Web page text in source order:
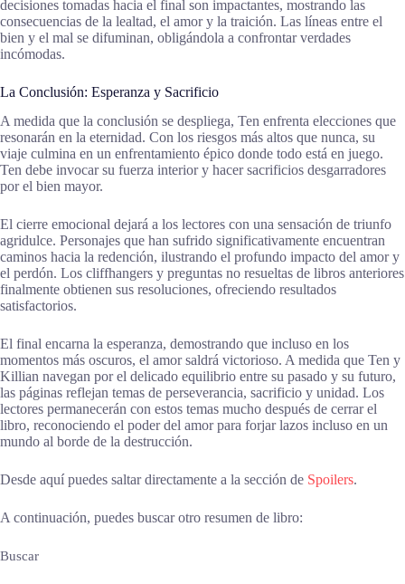
decisiones tomadas hacia el final son impactantes, mostrando las
consecuencias de la lealtad, el amor y la traición. Las líneas entre el
bien y el mal se difuminan, obligándola a confrontar verdades
incómodas.
La Conclusión: Esperanza y Sacrificio
A medida que la conclusión se despliega, Ten enfrenta elecciones que
resonarán en la eternidad. Con los riesgos más altos que nunca, su
viaje culmina en un enfrentamiento épico donde todo está en juego.
Ten debe invocar su fuerza interior y hacer sacrificios desgarradores
por el bien mayor.
El cierre emocional dejará a los lectores con una sensación de triunfo
agridulce. Personajes que han sufrido significativamente encuentran
caminos hacia la redención, ilustrando el profundo impacto del amor y
el perdón. Los cliffhangers y preguntas no resueltas de libros anteriores
finalmente obtienen sus resoluciones, ofreciendo resultados
satisfactorios.
El final encarna la esperanza, demostrando que incluso en los
momentos más oscuros, el amor saldrá victorioso. A medida que Ten y
Killian navegan por el delicado equilibrio entre su pasado y su futuro,
las páginas reflejan temas de perseverancia, sacrificio y unidad. Los
lectores permanecerán con estos temas mucho después de cerrar el
libro, reconociendo el poder del amor para forjar lazos incluso en un
mundo al borde de la destrucción.
Desde aquí puedes saltar directamente a la sección de Spoilers.
A continuación, puedes buscar otro resumen de libro:
Buscar